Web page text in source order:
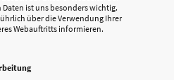
ist uns besonders wichtig.
über die Verwendung Ihrer
Webauftritts informieren.